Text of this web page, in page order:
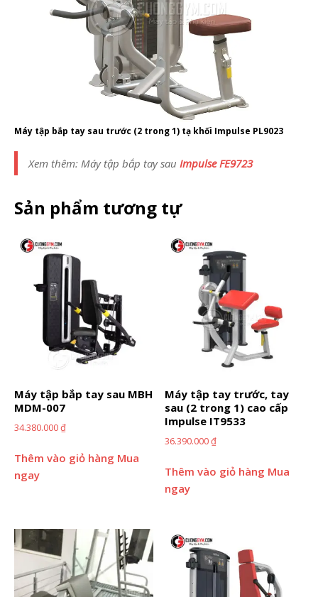
Máy tập bắp tay sau trước (2 trong 1) tạ khối Impulse PL9023
Xem thêm: Máy tập bắp tay sau Impulse FE9723
Sản phẩm tương tự
Máy tập bắp tay sau MBH
MDM-007
34.380.000₫
Thêm vào giỏ hàng Mua
ngay
Máy tập tay trước, tay
sau (2 trong 1) cao cấp
Impulse IT9533
36.390.000₫
Thêm vào giỏ hàng Mua
ngay